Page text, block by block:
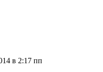
в 2:17 пп